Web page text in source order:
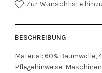
Zur Wunschliste
BESCHREIBUNG
Material: 60% Baumwolle,
Pflegehinweise: